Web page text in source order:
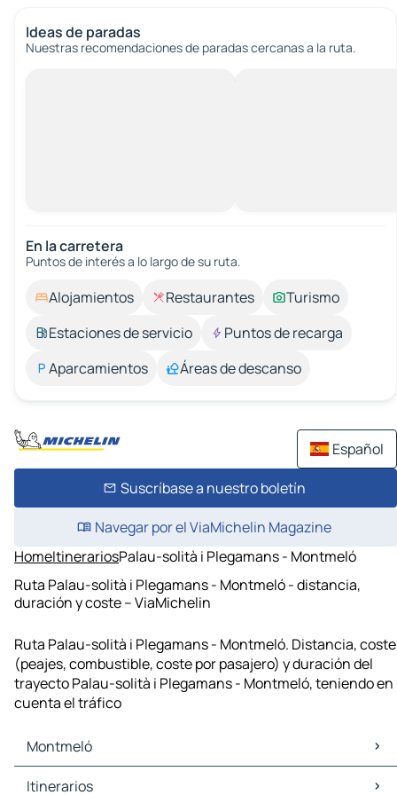
Ideas de paradas
Nuestras recomendaciones de paradas cercanas a la ruta.
En la carretera
Puntos de interés a lo largo de su ruta.
Alojamientos Restaurantes
Turismo
Estaciones de servicio
Puntos de recarga
Aparcamientos
Áreas de descanso
Español
Suscríbase a nuestro boletín
Navegar por el ViaMichelin Magazine
HomeItinerariosPalau-solità i Plegamans - Montmeló
Ruta Palau-solità i Plegamans - Montmeló - distancia,
duración y coste – ViaMichelin
Ruta Palau-solità i Plegamans - Montmeló. Distancia, coste
(peajes, combustible, coste por pasajero) y duración del
trayecto Palau-solità i Plegamans - Montmeló, teniendo en
cuenta el tráfico
Montmeló
Montmeló Mapas Planos
Itinerarios